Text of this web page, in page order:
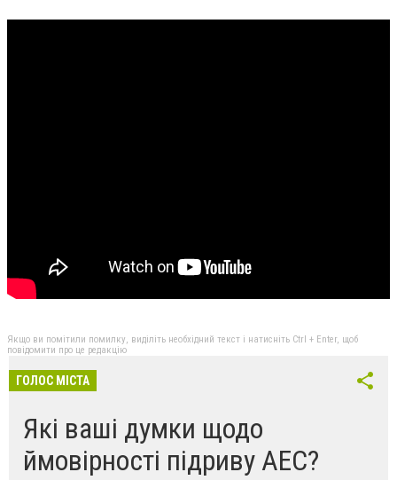
Якщо ви помітили помилку, виділіть необхідний текст і натисніть Ctrl + Enter, щоб
повідомити про це редакцію
ГОЛОС МІСТА
Які ваші думки щодо
ймовірності підриву АЕС?